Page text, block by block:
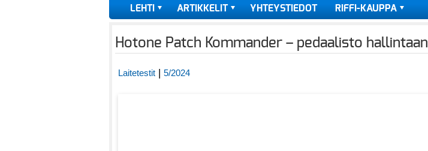
LEHTI ARTIKKELIT YHTEYSTIEDOT RIFFI-KAUPPA
Hotone Patch Kommander – pedaalisto hallintaan
Laitetestit | 5/2024